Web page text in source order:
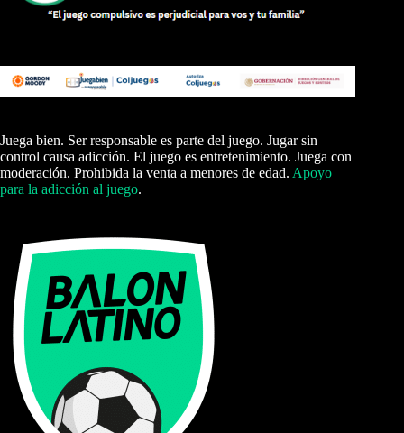
Juega bien. Ser responsable es parte del juego. Jugar sin
control causa adicción. El juego es entretenimiento. Juega con
moderación. Prohibida la venta a menores de edad. Apoyo
para la adicción al juego.